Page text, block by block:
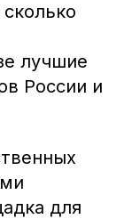
лучшие
России и
для